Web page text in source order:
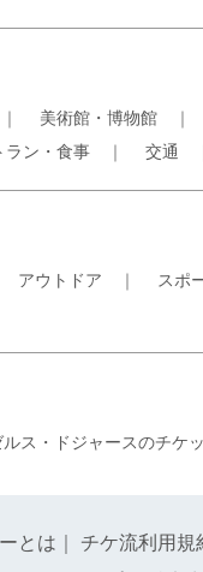
美術館・博物館 ｜
ラン・食事 ｜ 交通
アウトドア ｜ スポ
ルス・ドジャースのチケ
とは チケ流利用規